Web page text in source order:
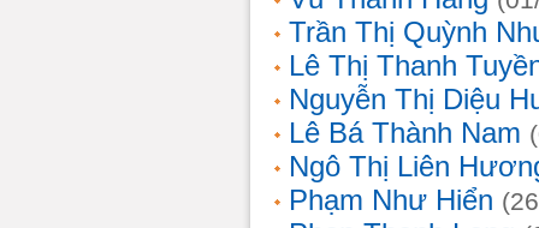
Trần Thị Quỳnh
Lê Thị Thanh
Nguyễn Thị Diệu
Lê Bá Thành Nam
Ngô Thị Liên
Phạm Như Hiển